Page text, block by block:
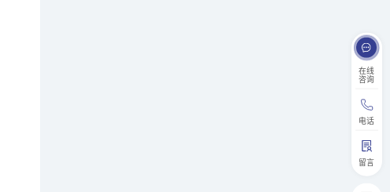
在线
咨询
电话
留言